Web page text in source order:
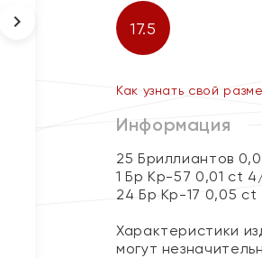
17.5
Как узнать свой
Информация
25 Бриллиантов
1 Бр Кр-57 0,01 ct
24 Бр Кр-17 0,05
Характеристики
могут